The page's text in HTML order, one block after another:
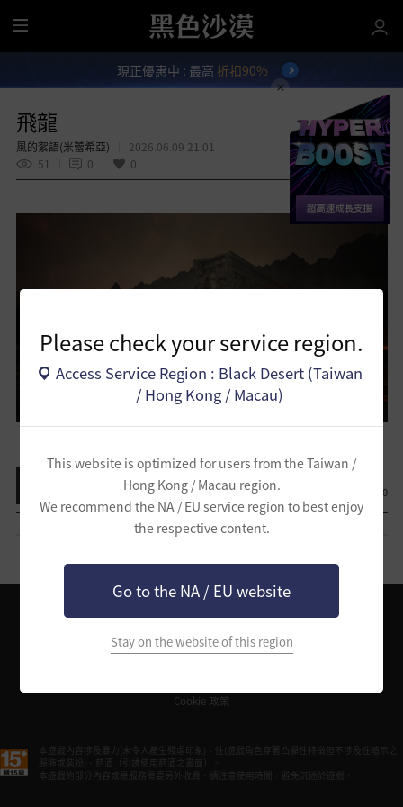
Please check your service region.
Access Service Region : Black Desert (Taiwan
/ Hong Kong / Macau)
This website is optimized for users from the Taiwan /
Hong Kong / Macau region.
We recommend the NA / EU service region to best enjoy
the respective content.
Go to the NA / EU website
Stay on the website of this region
全
部
單
現正優惠中 : 最高 折扣90%
飛龍
風的絮語(米蕾希亞)
2026.06.09 21:01
51
0 0
分享
0
Cookie 政策
本遊戲內容涉及暴力(未令人產生殘虐印象)、性(遊戲角色穿著凸顯性特徵但不涉及性暗示之
服飾或裝扮)、菸酒（引誘使用菸酒之畫面）。
本遊戲的部分內容或是服務需要另外收費。請注意使用時間，避免沉迷於遊戲。